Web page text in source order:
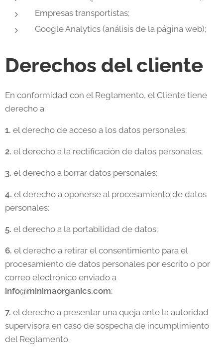
Empresas transportistas;
Google Analytics (análisis de la página web);
Derechos del cliente
En conformidad con el Reglamento, el Cliente tiene
derecho a:
1. el derecho de acceso a los datos personales;
2. el derecho a la rectificación de datos personales;
3. el derecho a borrar datos personales;
4. el derecho a oponerse al procesamiento de datos
personales;
5. el derecho a la portabilidad de datos;
6. el derecho a retirar el consentimiento para el
procesamiento de datos personales por escrito o por
correo electrónico enviado a
info@minimaorganics.com;
7. el derecho a presentar una queja ante la autoridad
supervisora en caso de sospecha de incumplimiento
del Reglamento.